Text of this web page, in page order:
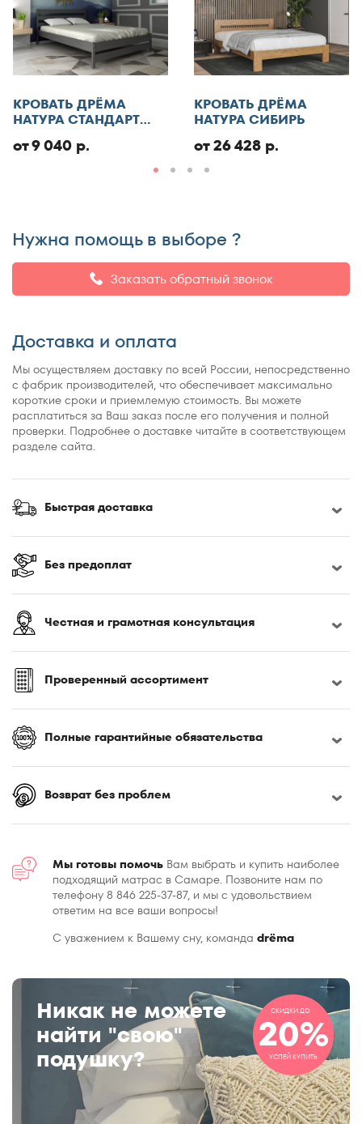
пользовательского контентаи даю согласие на
обработку персональных данных
Отменить
Добавить отзыв
КРОВАТЬ ДРЁМА
НАТУРА СТАНДАРТ
от 9 040 р.
КРОВАТЬ ДРЁМА
НАТУРА СИБИРЬ
от 26 428 р.
Нужна помощь в выборе ?
Заказать обратный звонок
Доставка и оплата
Мы осуществляем доставку по всей России, непосредственно
с фабрик производителей, что обеспечивает максимально
короткие сроки и приемлемую стоимость. Вы можете
расплатиться за Ваш заказ после его получения и полной
проверки. Подробнее о доставке читайте в соответствующем
разделе сайта.
Быстрая доставка
Без предоплат
Честная и грамотная консультация
Проверенный ассортимент
Полные гарантийные обязательства
Возврат без проблем
Мы готовы помочь Вам выбрать и купить наиболее
подходящий матрас в Самаре. Позвоните нам по
телефону 8 846 225-37-87, и мы с удовольствием
ответим на все ваши вопросы!
С уважением к Вашему сну, команда drёma
Никак не можете
найти "свою"
подушку?
СКИДКИ ДО
20%
УСПЕЙ КУПИТЬ